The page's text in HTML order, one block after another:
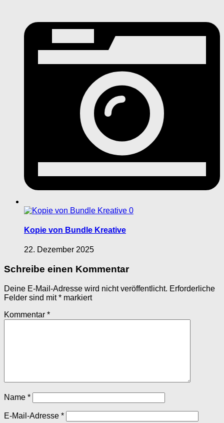
0
Kopie von Bundle Kreative
22. Dezember 2025
Schreibe einen Kommentar
Deine E-Mail-Adresse wird nicht veröffentlicht. Erforderliche
Felder sind mit* markiert
Kommentar *
Name *
E-Mail-Adresse *